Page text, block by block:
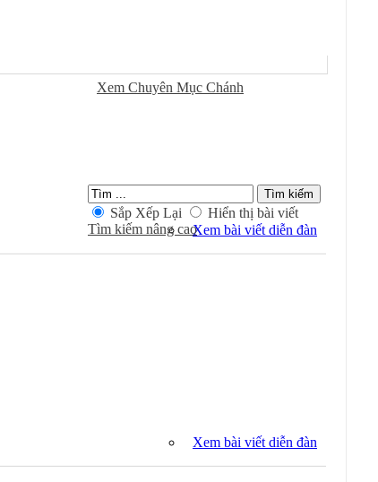
Ðánh Dấu Ðã Ðọc
Xem Chuyên Mục Chánh
Sắp Xếp Lại
Hiển thị bài viết
Tìm kiếm nâng caoXem bài viết diễn đàn
Xem bài viết diễn đàn